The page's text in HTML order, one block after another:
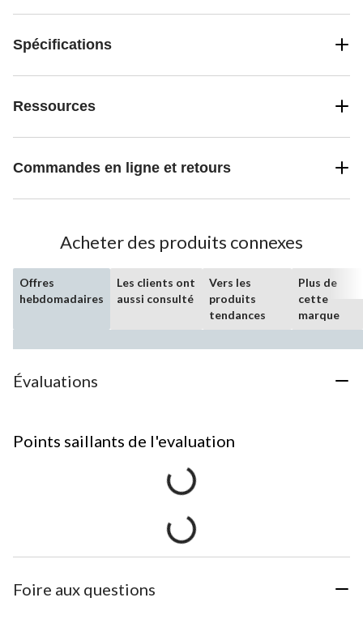
Spécifications
Ressources
Commandes en ligne et retours
Acheter des produits connexes
Offres
hebdomadaires
Les clients ont
aussi consulté
Vers les
produits
tendances
Plus de
cette
marque
Évaluations
Points saillants de l'evaluation
Foire aux questions